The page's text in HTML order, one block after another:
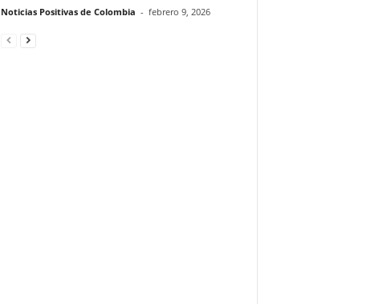
Noticias Positivas de Colombia - febrero 9, 2026